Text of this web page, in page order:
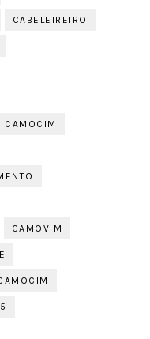
CABELEIREIRO
CAMOCIM
CAMOVIM